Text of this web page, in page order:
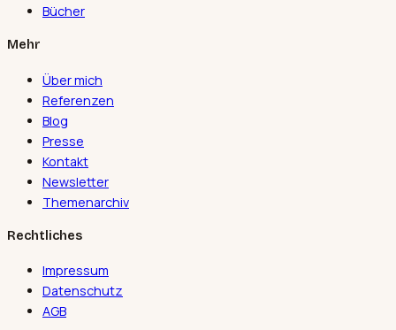
Bücher
Mehr
Über mich
Referenzen
Blog
Presse
Kontakt
Newsletter
Themenarchiv
Rechtliches
Impressum
Datenschutz
AGB